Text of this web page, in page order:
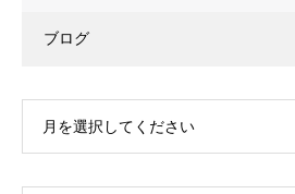
ブログ
月を選択してください